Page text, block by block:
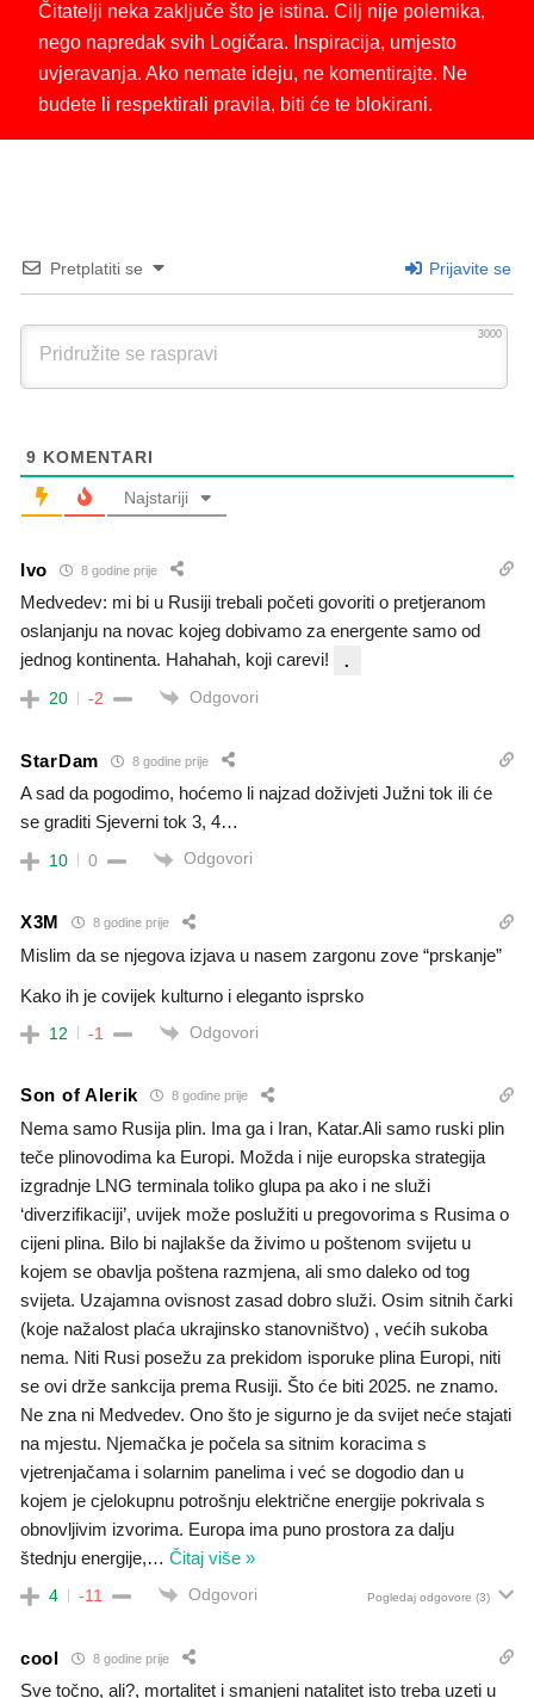
Čitatelji neka zaključe što je istina. Cilj nije polemika,
nego napredak svih Logičara. Inspiracija, umjesto
uvjeravanja. Ako nemate ideju, ne komentirajte. Ne
budete li respektirali pravila, biti će te blokirani.
Pretplatiti se Prijavite se
3000
9 KOMENTARI
Najstariji
Ivo 8 godine prije
Medvedev: mi bi u Rusiji trebali početi govoriti o pretjeranom
oslanjanju na novac kojeg dobivamo za energente samo od
jednog kontinenta. Hahahah, koji carevi!
.
20 -2 Odgovori
StarDam 8 godine prije
A sad da pogodimo, hoćemo li najzad doživjeti Južni tok ili će
se graditi Sjeverni tok 3, 4…
10 0 Odgovori
X3M 8 godine prije
Mislim da se njegova izjava u nasem zargonu zove “prskanje”
Kako ih je covijek kulturno i eleganto isprsko
12 -1 Odgovori
Son of Alerik 8 godine prije
Nema samo Rusija plin. Ima ga i Iran, Katar.Ali samo ruski plin
teče plinovodima ka Europi. Možda i nije europska strategija
izgradnje LNG terminala toliko glupa pa ako i ne služi
‘diverzifikaciji’, uvijek može poslužiti u pregovorima s Rusima o
cijeni plina. Bilo bi najlakše da živimo u poštenom svijetu u
kojem se obavlja poštena razmjena, ali smo daleko od tog
svijeta. Uzajamna ovisnost zasad dobro služi. Osim sitnih čarki
(koje nažalost plaća ukrajinsko stanovništvo) , većih sukoba
nema. Niti Rusi posežu za prekidom isporuke plina Europi, niti
se ovi drže sankcija prema Rusiji. Što će biti 2025. ne znamo.
Ne zna ni Medvedev. Ono što je sigurno je da svijet neće stajati
na mjestu. Njemačka je počela sa sitnim koracima s
vjetrenjačama i solarnim panelima i već se dogodio dan u
kojem je cjelokupnu potrošnju električne energije pokrivala s
obnovljivim izvorima. Europa ima puno prostora za dalju
štednju energije,… Čitaj više »
4 -11 Odgovori Pogledaj odgovore (3)
cool 8 godine prije
Sve točno, ali?, mortalitet i smanjeni natalitet isto treba uzeti u